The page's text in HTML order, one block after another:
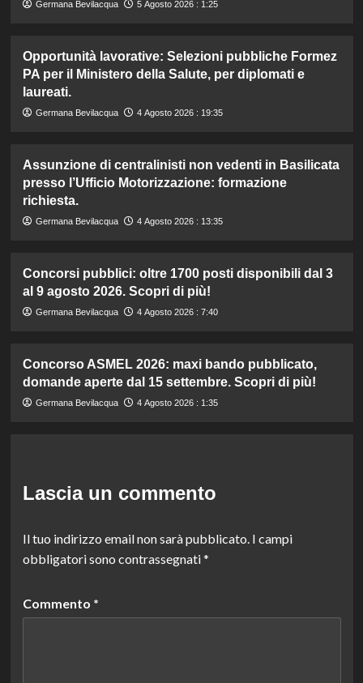
Germana Bevilacqua 5 Agosto 2026 : 1:25
Opportunità lavorative: Selezioni pubbliche Formez
PA per il Ministero della Salute, per diplomati e
laureati.
Germana Bevilacqua 4 Agosto 2026 : 19:35
Assunzione di centralinisti non vedenti in Basilicata
presso l’Ufficio Motorizzazione: formazione
richiesta.
Germana Bevilacqua 4 Agosto 2026 : 13:35
Concorsi pubblici: oltre 1700 posti disponibili dal 3
al 9 agosto 2026. Scopri di più!
Germana Bevilacqua 4 Agosto 2026 : 7:40
Concorso ASMEL 2026: maxi bando pubblicato,
domande aperte dal 15 settembre. Scopri di più!
Germana Bevilacqua 4 Agosto 2026 : 1:35
Lascia un commento
Il tuo indirizzo email non sarà pubblicato. I campi
obbligatori sono contrassegnati*
Commento *